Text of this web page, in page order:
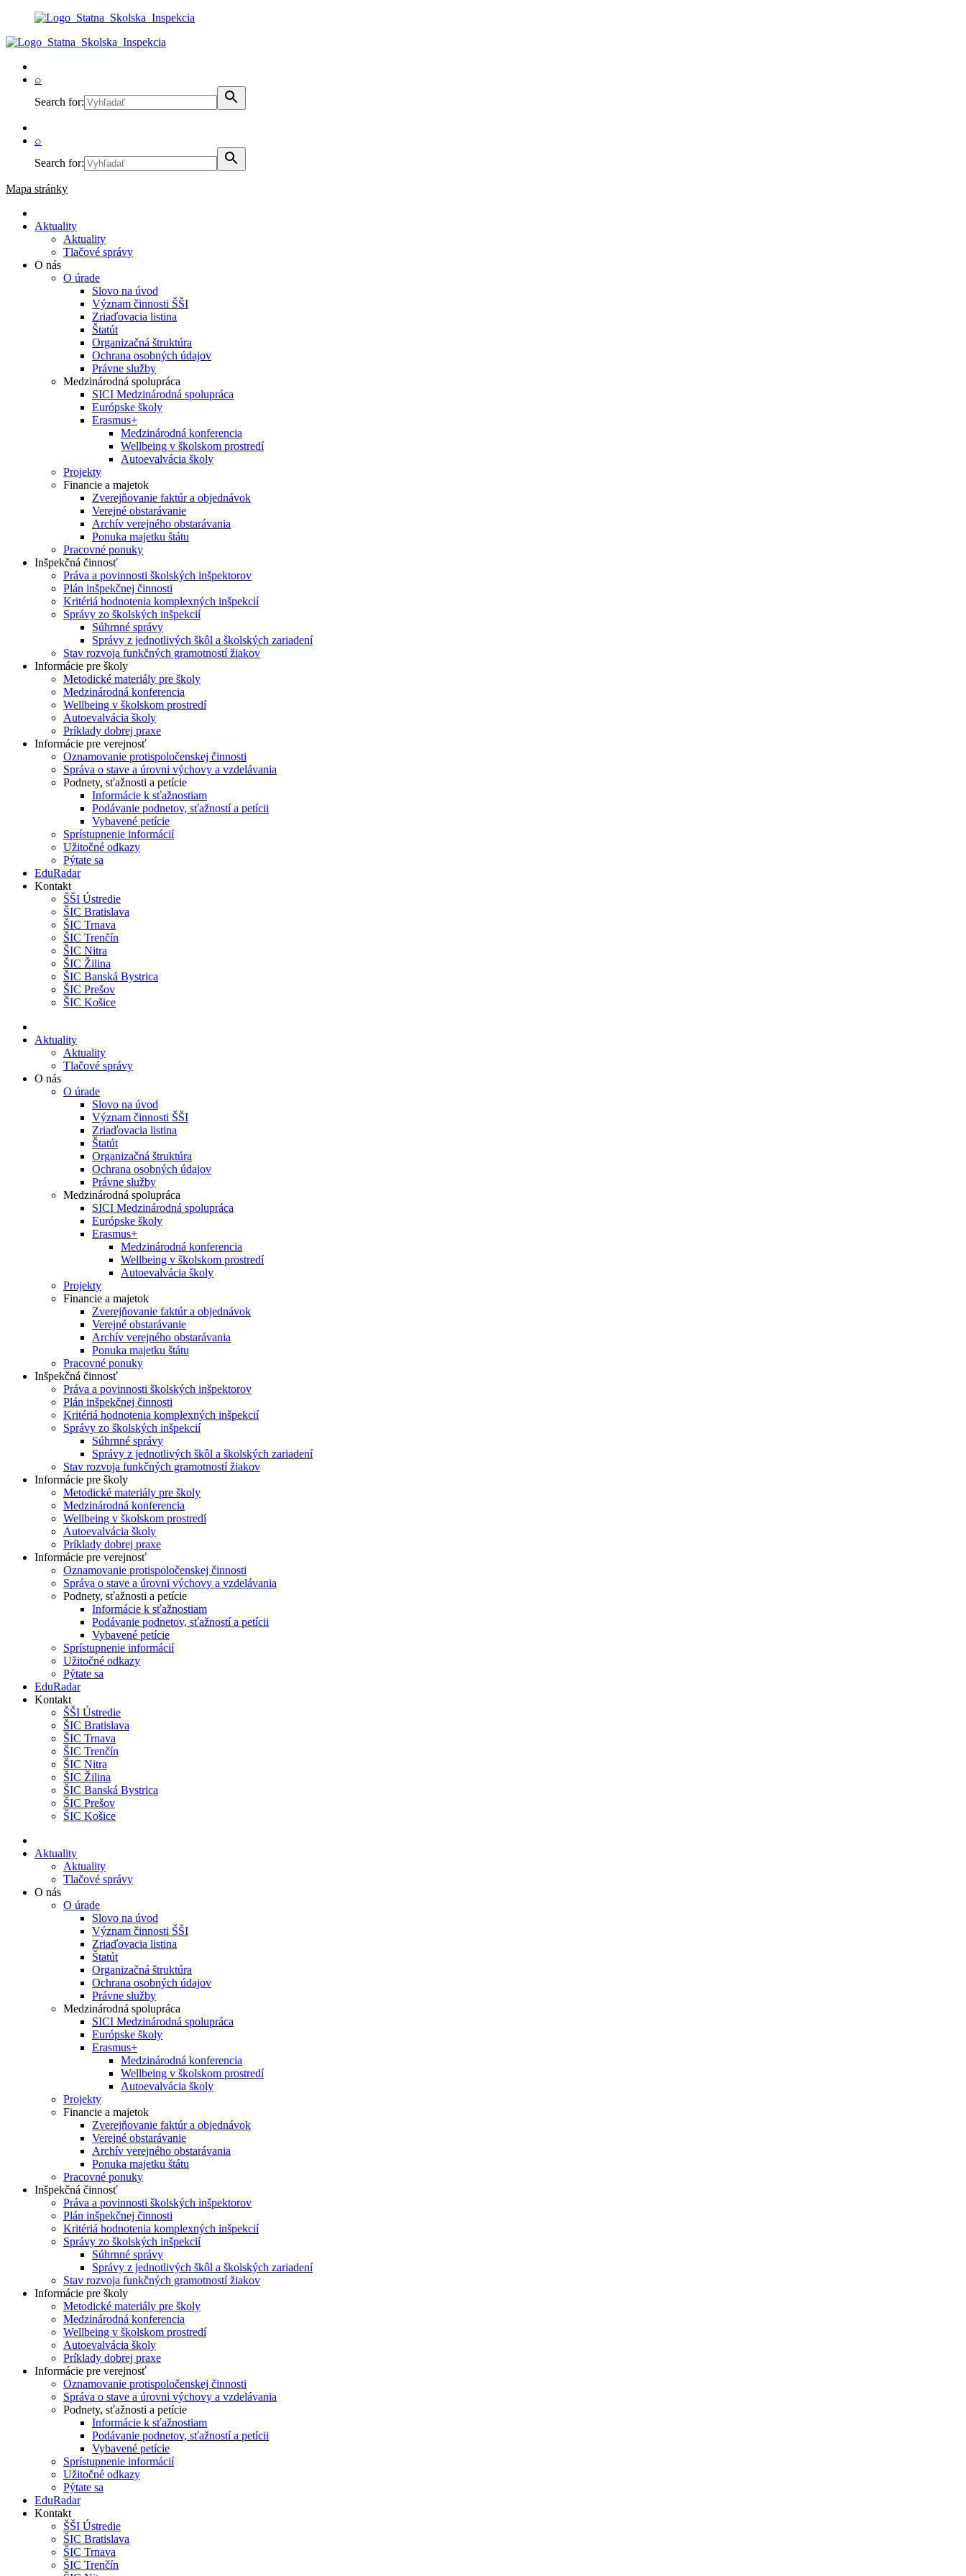
⌕
Search for:
⌕
Search for:
Mapa stránky
Aktuality
Aktuality
Tlačové správy
O nás
O úrade
Slovo na úvod
Význam činnosti ŠŠI
Zriaďovacia listina
Štatút
Organizačná štruktúra
Ochrana osobných údajov
Právne služby
Medzinárodná spolupráca
SICI Medzinárodná spolupráca
Európske školy
Erasmus+
Medzinárodná konferencia
Wellbeing v školskom prostredí
Autoevalvácia školy
Projekty
Financie a majetok
Zverejňovanie faktúr a objednávok
Verejné obstarávanie
Archív verejného obstarávania
Ponuka majetku štátu
Pracovné ponuky
Inšpekčná činnosť
Práva a povinnosti školských inšpektorov
Plán inšpekčnej činnosti
Kritériá hodnotenia komplexných inšpekcií
Správy zo školských inšpekcií
Súhrnné správy
Správy z jednotlivých škôl a školských zariadení
Stav rozvoja funkčných gramotností žiakov
Informácie pre školy
Metodické materiály pre školy
Medzinárodná konferencia
Wellbeing v školskom prostredí
Autoevalvácia školy
Príklady dobrej praxe
Informácie pre verejnosť
Oznamovanie protispoločenskej činnosti
Správa o stave a úrovni výchovy a vzdelávania
Podnety, sťažnosti a petície
Informácie k sťažnostiam
Podávanie podnetov, sťažností a petícii
Vybavené petície
Sprístupnenie informácií
Užitočné odkazy
Pýtate sa
EduRadar
Kontakt
ŠŠI Ústredie
ŠIC Bratislava
ŠIC Trnava
ŠIC Trenčín
ŠIC Nitra
ŠIC Žilina
ŠIC Banská Bystrica
ŠIC Prešov
ŠIC Košice
Aktuality
Aktuality
Tlačové správy
O nás
O úrade
Slovo na úvod
Význam činnosti ŠŠI
Zriaďovacia listina
Štatút
Organizačná štruktúra
Ochrana osobných údajov
Právne služby
Medzinárodná spolupráca
SICI Medzinárodná spolupráca
Európske školy
Erasmus+
Medzinárodná konferencia
Wellbeing v školskom prostredí
Autoevalvácia školy
Projekty
Financie a majetok
Zverejňovanie faktúr a objednávok
Verejné obstarávanie
Archív verejného obstarávania
Ponuka majetku štátu
Pracovné ponuky
Inšpekčná činnosť
Práva a povinnosti školských inšpektorov
Plán inšpekčnej činnosti
Kritériá hodnotenia komplexných inšpekcií
Správy zo školských inšpekcií
Súhrnné správy
Správy z jednotlivých škôl a školských zariadení
Stav rozvoja funkčných gramotností žiakov
Informácie pre školy
Metodické materiály pre školy
Medzinárodná konferencia
Wellbeing v školskom prostredí
Autoevalvácia školy
Príklady dobrej praxe
Informácie pre verejnosť
Oznamovanie protispoločenskej činnosti
Správa o stave a úrovni výchovy a vzdelávania
Podnety, sťažnosti a petície
Informácie k sťažnostiam
Podávanie podnetov, sťažností a petícii
Vybavené petície
Sprístupnenie informácií
Užitočné odkazy
Pýtate sa
EduRadar
Kontakt
ŠŠI Ústredie
ŠIC Bratislava
ŠIC Trnava
ŠIC Trenčín
ŠIC Nitra
ŠIC Žilina
ŠIC Banská Bystrica
ŠIC Prešov
ŠIC Košice
Aktuality
Aktuality
Tlačové správy
O nás
O úrade
Slovo na úvod
Význam činnosti ŠŠI
Zriaďovacia listina
Štatút
Organizačná štruktúra
Ochrana osobných údajov
Právne služby
Medzinárodná spolupráca
SICI Medzinárodná spolupráca
Európske školy
Erasmus+
Medzinárodná konferencia
Wellbeing v školskom prostredí
Autoevalvácia školy
Projekty
Financie a majetok
Zverejňovanie faktúr a objednávok
Verejné obstarávanie
Archív verejného obstarávania
Ponuka majetku štátu
Pracovné ponuky
Inšpekčná činnosť
Práva a povinnosti školských inšpektorov
Plán inšpekčnej činnosti
Kritériá hodnotenia komplexných inšpekcií
Správy zo školských inšpekcií
Súhrnné správy
Správy z jednotlivých škôl a školských zariadení
Stav rozvoja funkčných gramotností žiakov
Informácie pre školy
Metodické materiály pre školy
Medzinárodná konferencia
Wellbeing v školskom prostredí
Autoevalvácia školy
Príklady dobrej praxe
Informácie pre verejnosť
Oznamovanie protispoločenskej činnosti
Správa o stave a úrovni výchovy a vzdelávania
Podnety, sťažnosti a petície
Informácie k sťažnostiam
Podávanie podnetov, sťažností a petícii
Vybavené petície
Sprístupnenie informácií
Užitočné odkazy
Pýtate sa
EduRadar
Kontakt
ŠŠI Ústredie
ŠIC Bratislava
ŠIC Trnava
ŠIC Trenčín